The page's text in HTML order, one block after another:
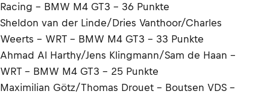
Racing - BMW M4 GT3 - 36 Punkte
Sheldon van der Linde/Dries Vanthoor/Charles
Weerts - WRT - BMW M4 GT3 - 33 Punkte
Ahmad Al Harthy/Jens Klingmann/Sam de Haan -
WRT - BMW M4 GT3 - 25 Punkte
Maximilian Götz/Thomas Drouet - Boutsen VDS -